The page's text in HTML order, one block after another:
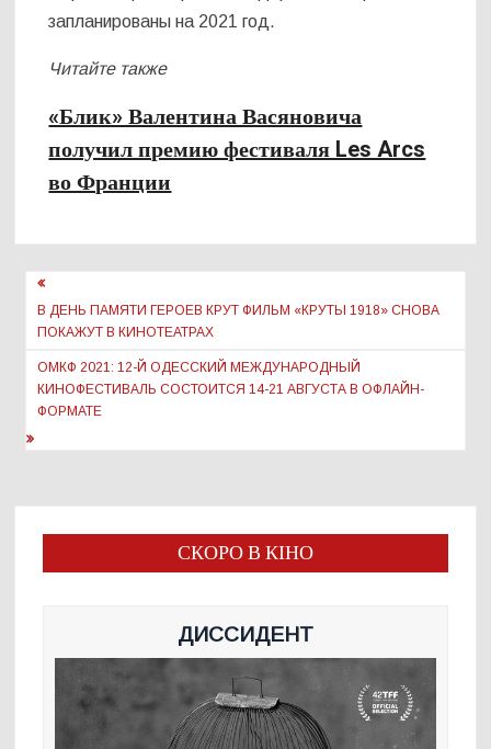
запланированы на 2021 год.
Читайте также
«Блик» Валентина Васяновича
получил премию фестиваля Les Arcs
во Франции
Навигация
по
записям
В ДЕНЬ ПАМЯТИ ГЕРОЕВ КРУТ ФИЛЬМ «КРУТЫ 1918» СНОВА
ПОКАЖУТ В КИНОТЕАТРАХ
ОМКФ 2021: 12-Й ОДЕССКИЙ МЕЖДУНАРОДНЫЙ
КИНОФЕСТИВАЛЬ СОСТОИТСЯ 14-21 АВГУСТА В ОФЛАЙН-
ФОРМАТЕ
СКОРО В КІНО
ДИССИДЕНТ